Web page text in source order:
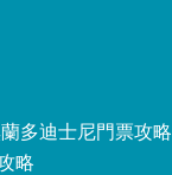
多迪士尼門票攻略
略